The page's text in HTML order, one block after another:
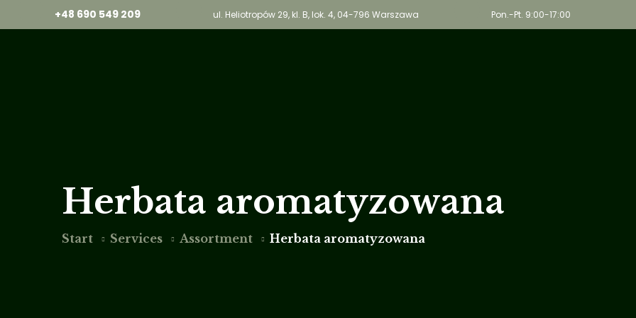
+48 690 549 209 ul. Heliotropów 29, kl. B, lok. 4, 04-796 Warszawa Pon.-Pt. 9:00-17:00
Herbata aromatyzowana
Start Services Assortment Herbata aromatyzowana